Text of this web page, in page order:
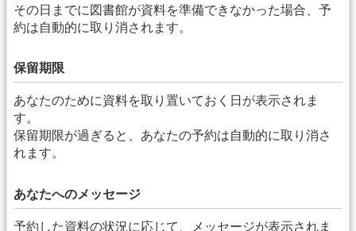
その日までに図書館が資料を準備できなかった場合、予
約は自動的に取り消されます。
保留期限
あなたのために資料を取り置いておく日が表示されま
す。
保留期限が過ぎると、あなたの予約は自動的に取り消さ
れます。
あなたへのメッセージ
予約した資料の状況に応じて、メッセージが表示されま